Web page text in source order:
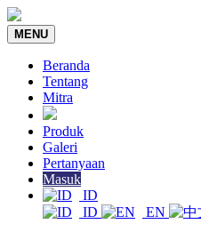
MENU
Beranda
Tentang
Mitra
Produk
Galeri
Pertanyaan
Masuk
ID
ID
EN